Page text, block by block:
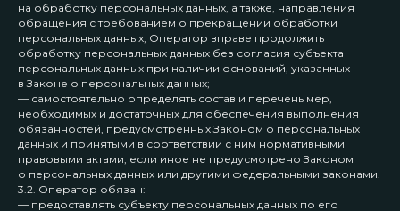
на обработку персональных данных, а также, направления
обращения с требованием о прекращении обработки
персональных данных, Оператор вправе продолжить
обработку персональных данных без согласия субъекта
персональных данных при наличии оснований, указанных
в Законе о персональных данных;
— самостоятельно определять состав и перечень мер,
необходимых и достаточных для обеспечения выполнения
обязанностей, предусмотренных Законом о персональных
данных и принятыми в соответствии с ним нормативными
правовыми актами, если иное не предусмотрено Законом
о персональных данных или другими федеральными законами.
3.2. Оператор обязан:
— предоставлять субъекту персональных данных по его